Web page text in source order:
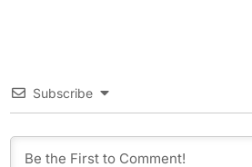
Subscribe